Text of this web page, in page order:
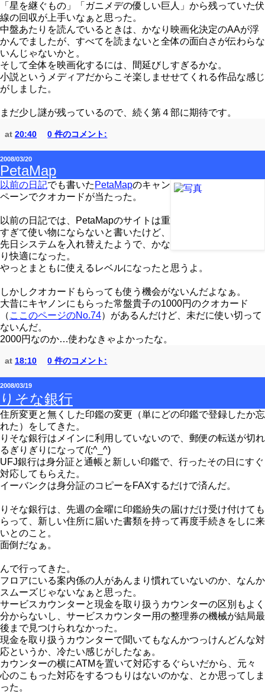
「星を継ぐもの」「ガニメデの優しい巨人」から残っていた伏
線の回収が上手いなぁと思った。
中盤あたりを読んでいるときは、かなり映画化決定のAAが浮
かんでましたが、すべてを読まないと全体の面白さが伝わらな
いんじゃないかと。
そして全体を映画化するには、間延びしすぎるかな。
小説というメディアだからこそ楽しませせてくれる作品な感じ
がしました。
まだ少し謎が残っているので、続く第４部に期待です。
at 20:40 0 件のコメント:
2008/03/20
PetaMap
以前の日記でも書いた PetaMapのキャン
ペーンでクオカードが当たった。
以前の日記では、PetaMapのサイトは重
すぎて使い物にならないと書いたけど、
先日システムを入れ替えたようで、かな
り快適になった。
やっとまともに使えるレベルになったと思うよ。
しかしクオカードもらっても使う機会がないんだよなぁ。
大昔にキヤノンにもらった常盤貴子の1000円のクオカード
（ ここのページのNo.74）があるんだけど、未だに使い切って
ないんだ。
2000円なのか…使わなきゃよかったな。
at 18:10 0 件のコメント:
2008/03/19
りそな銀行
住所変更と無くした印鑑の変更（単にどの印鑑で登録したか忘
れた）をしてきた。
りそな銀行はメインに利用していないので、郵便の転送が切れ
るぎりぎりになって/(;^_^)
UFJ銀行は身分証と通帳と新しい印鑑で、行ったその日にすぐ
対応してもらえた。
イーバンクは身分証のコピーをFAXするだけで済んだ。
りそな銀行は、先週の金曜に印鑑紛失の届けだけ受け付けても
らって、新しい住所に届いた書類を持って再度手続きをしに来
いとのこと。
面倒だなぁ。
んで行ってきた。
フロアにいる案内係の人があんまり慣れていないのか、なんか
スムーズじゃないなぁと思った。
サービスカウンターと現金を取り扱うカウンターの区別もよく
分からないし、サービスカウンター用の整理券の機械が結局最
後まで見つけられなかった。
現金を取り扱うカウンターで聞いてもなんかつっけんどんな対
応というか、冷たい感じがしたなぁ。
カウンターの横にATMを置いて対応するぐらいだから、元々
心のこもった対応をするつもりはないのかな、とか思ってしま
った。